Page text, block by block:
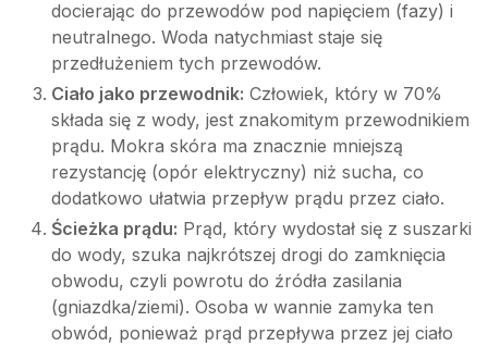
docierając do przewodów pod napięciem (fazy) i
neutralnego. Woda natychmiast staje się
przedłużeniem tych przewodów.
Ciało jako przewodnik: Człowiek, który w 70%
składa się z wody, jest znakomitym przewodnikiem
prądu. Mokra skóra ma znacznie mniejszą
rezystancję (opór elektryczny) niż sucha, co
dodatkowo ułatwia przepływ prądu przez ciało.
Ścieżka prądu: Prąd, który wydostał się z suszarki
do wody, szuka najkrótszej drogi do zamknięcia
obwodu, czyli powrotu do źródła zasilania
(gniazdka/ziemi). Osoba w wannie zamyka ten
obwód, ponieważ prąd przepływa przez jej ciało